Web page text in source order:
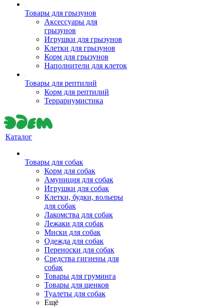
Товары для грызунов
Аксессуары для
грызунов
Игрушки для грызунов
Клетки для грызунов
Корм для грызунов
Наполнители для клеток
Товары для рептилий
Корм для рептилий
Террариумистика
Каталог
Товары для собак
Корм для собак
Амуниция для собак
Игрушки для собак
Клетки, будки, вольеры
для собак
Лакомства для собак
Лежаки для собак
Миски для собак
Одежда для собак
Переноски для собак
Средства гигиены для
собак
Товары для груминга
Товары для щенков
Туалеты для собак
Ещё